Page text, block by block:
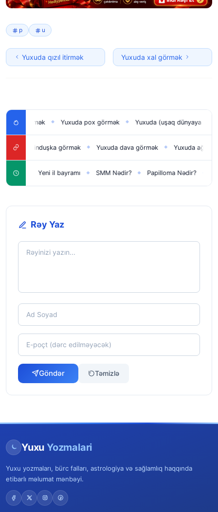
p u
Yuxuda qızıl itirmək Yuxuda xal görmək
görmək ◆ Yuxuda pox görmək ◆ Yuxuda (uşaq dünyaya gətirmək)
hinduşka görmək ◆ Yuxuda dava görmək ◆ Yuxuda ağlamaq
◆ Yeni il bayramı ◆ SMM Nədir? ◆ Papilloma Nədir? ◆
Rəy Yaz
Göndər Təmizlə
Yuxu Yozmalari
Yuxu yozmaları, bürc falları, astrologiya və sağlamlıq haqqında
etibarlı məlumat mənbəyi.